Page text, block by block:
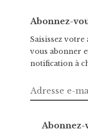
Abonnez-
Saisissez
vous abonner
notification à
Adresse
e-
Abonnez-